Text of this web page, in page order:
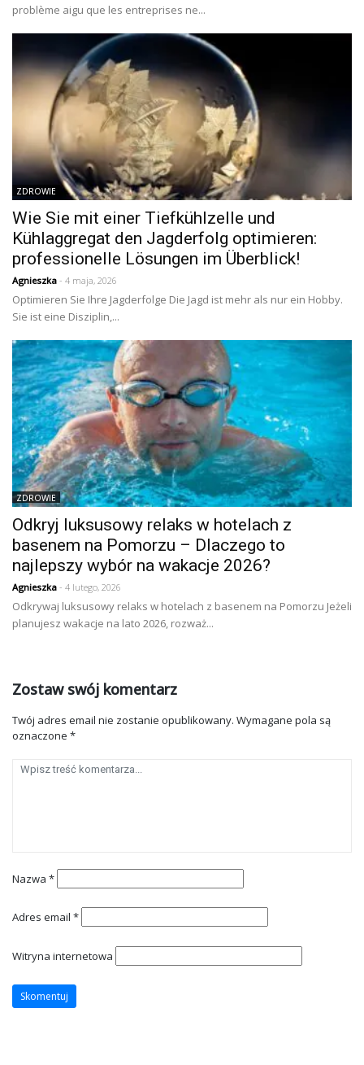
problème aigu que les entreprises ne...
ZDROWIE
Wie Sie mit einer Tiefkühlzelle und
Kühlaggregat den Jagderfolg optimieren:
professionelle Lösungen im Überblick!
Agnieszka - 4 maja, 2026
Optimieren Sie Ihre Jagderfolge Die Jagd ist mehr als nur ein Hobby.
Sie ist eine Disziplin,...
ZDROWIE
Odkryj luksusowy relaks w hotelach z
basenem na Pomorzu – Dlaczego to
najlepszy wybór na wakacje 2026?
Agnieszka - 4 lutego, 2026
Odkrywaj luksusowy relaks w hotelach z basenem na Pomorzu Jeżeli
planujesz wakacje na lato 2026, rozważ...
Zostaw swój komentarz
Twój adres email nie zostanie opublikowany. Wymagane pola są
oznaczone *
Nazwa *
Adres email *
Witryna internetowa